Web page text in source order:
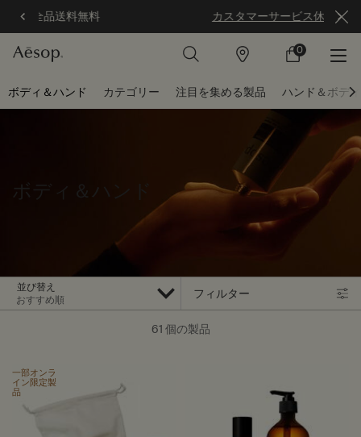
カスタマーサービス休業のお知らせ
店
カ
0
0 カート内の製
ボディ＆ハンド カテゴリー 注目を集める製品 ハンド＆ボデ
ボディ＆ハンド
並び替え フィルター
フィルターメニュー
61 個の製品
一部オンラ
イン限定製
品